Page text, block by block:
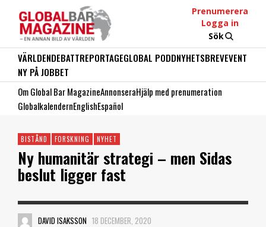
Prenumerera
Logga in
Sök
VÄRLDENDEBATTREPORTAGEGLOBAL PODDNYHETSBREVEVENT
NY PÅ JOBBET
Om Global Bar MagazineAnnonseraHjälp med prenumeration
GlobalkalendernEnglishEspañol
BISTÅND FORSKNING NYHET
Ny humanitär strategi – men Sidas
beslut ligger fast
DAVID ISAKSSON 18 DECEMBER, 2020